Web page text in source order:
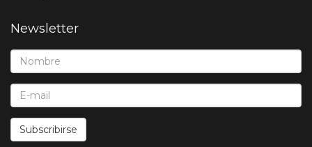
Newsletter
Nombre*:
E-Mail*:
Subscribirse